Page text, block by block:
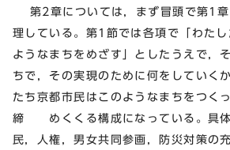
第2章については，まず冒頭で第1章
理している。第1節では各項で「わた
ようなまちをめざす」としたうえで，
ちで，その実現のために何をしていく
たち京都市民はこのようなまちをつく
締 めくくる構成になっている。具体
民，人権，男女共同参画，防災対策の